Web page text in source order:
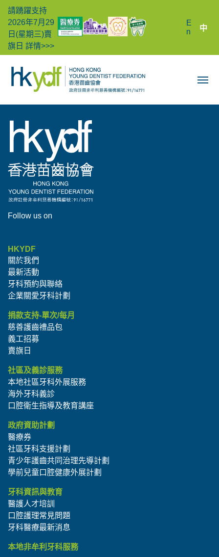
請踴躍支持
2026年7月29
日(星期三)賣
旗日 詳情>>>
E
n
中
Follow us on
HKYDF
關於我們
最新活動
牙科預約與聯絡
企業關愛牙科計劃
捐款支持-單次/每月
慈善護齒禮品包
義工招募
賣旗日
社區及義診服務
本地社區牙科外展服務
海外牙科義診
口腔衛生指導及教育講座
政府資助計劃
醫療券
社區牙科支援計劃
青少年護齒共同治理先導計劃
學前兒童口腔健康外展計劃
牙科資訊與教育
醫護人才培訓
口腔護理常見問題
牙科醫療最新消息
本地非牟利牙科服務